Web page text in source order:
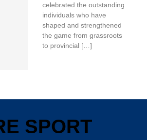
celebrated the outstanding
individuals who have
shaped and strengthened
the game from grassroots
to provincial […]
SPORT